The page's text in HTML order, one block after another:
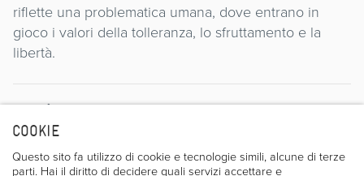
COOKIE
Questo sito fa utilizzo di cookie e tecnologie simili, alcune di terze
parti. Hai il diritto di decidere quali servizi accettare e
riflette una problematica umana, dove entrano in
gioco i valori della tolleranza, lo sfruttamento e la
libertà.
Regista